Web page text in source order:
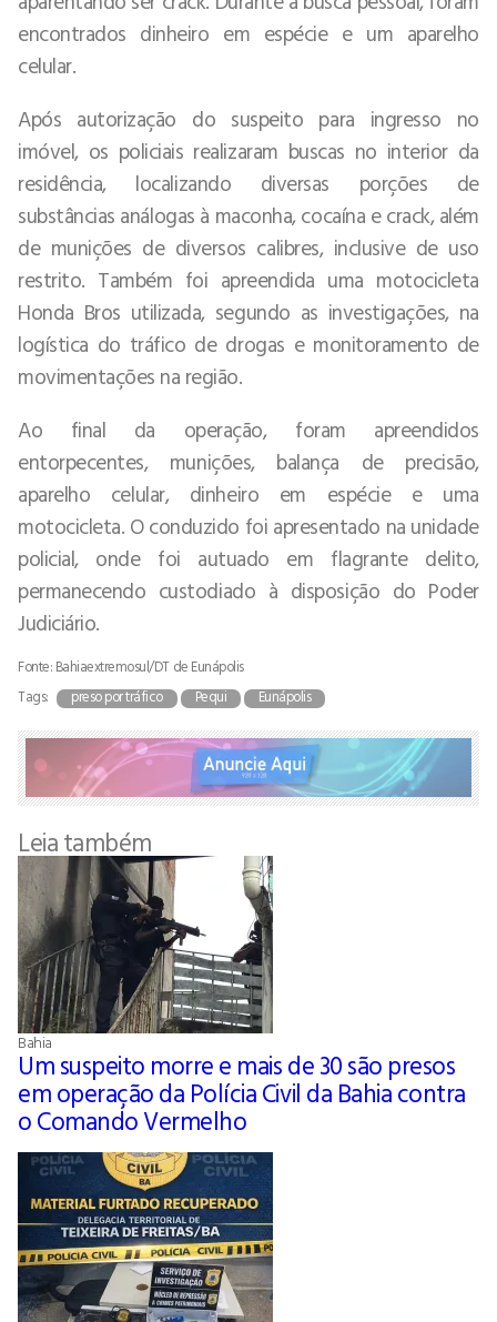
encontrados dinheiro em espécie e um aparelho
celular.
Após autorização do suspeito para ingresso no
imóvel, os policiais realizaram buscas no interior da
residência, localizando diversas porções de
substâncias análogas à maconha, cocaína e crack, além
de munições de diversos calibres, inclusive de uso
restrito. Também foi apreendida uma motocicleta
Honda Bros utilizada, segundo as investigações, na
logística do tráfico de drogas e monitoramento de
movimentações na região.
Ao final da operação, foram apreendidos
entorpecentes, munições, balança de precisão,
aparelho celular, dinheiro em espécie e uma
motocicleta. O conduzido foi apresentado na unidade
policial, onde foi autuado em flagrante delito,
permanecendo custodiado à disposição do Poder
Judiciário.
Fonte: Bahiaextremosul/DT de Eunápolis
Tags:
preso por tráfico Pequi Eunápolis
Leia também
Bahia
Um suspeito morre e mais de 30 são presos
em operação da Polícia Civil da Bahia contra
o Comando Vermelho